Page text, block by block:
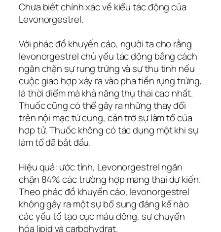
Chưa biết chính xác về kiểu tác động của
Levonorgestrel.
Với phác đồ khuyến cáo, người ta cho rằng
levonorgestrel chủ yếu tác động bằng cách
ngăn chặn sự rụng trứng và sự thụ tinh nếu
cuộc giao hợp xảy ra vào pha tiền rụng trứng,
là thời điểm mà khả năng thụ thai cao nhất.
Thuốc cũng có thể gây ra những thay đổi
trên nội mạc tử cung, cản trở sự làm tổ của
hợp tử. Thuốc không có tác dụng một khi sự
làm tổ đã bắt đầu.
Hiệu quả: ước tính, Levonorgestrel ngăn
chặn 84% các trường hợp mang thai dự kiến.
Theo phác đồ khuyến cáo, levonorgestrel
không gây ra một sự bổ sung đáng kể nào
các yếu tố tạo cục máu đông, sự chuyển
hóa lipid và carbohydrat.